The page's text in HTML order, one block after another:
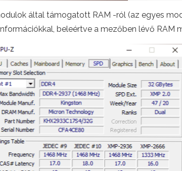
által támogatott RAM -ról (az egyes
beleértve a mezőben lévő RAM